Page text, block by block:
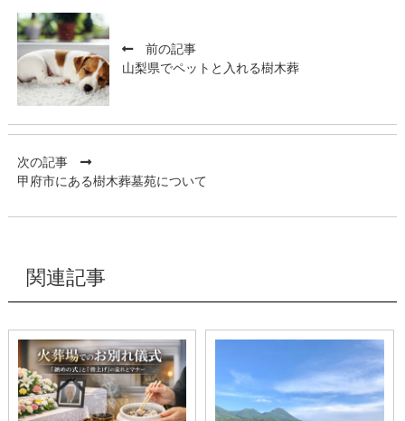
前の記事
山梨県でペットと入れる樹木葬
次の記事
甲府市にある樹木葬墓苑について
関連記事